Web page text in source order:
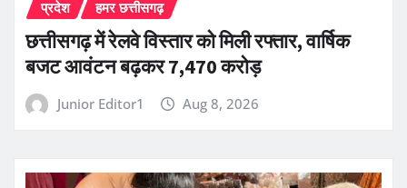
प्रदेश हमर छत्तीसगढ़
छत्तीसगढ़ में रेलवे विस्तार को मिली रफ्तार, वार्षिक
बजट आवंटन बढ़कर 7,470 करोड़
Junior Editor1 Aug 8, 2026